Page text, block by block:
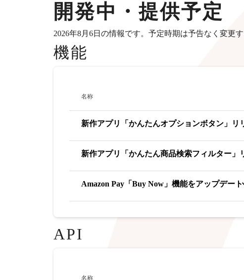
開発中・提供予定
2026年8月6日の情報です。予定時期は予告なく変更
機能
名称
新作アプリ「かんたんオプションボタン」リ
新作アプリ「かんたん商品検索フィルター」
Amazon Pay「Buy Now」機能をアップデート
API
名称